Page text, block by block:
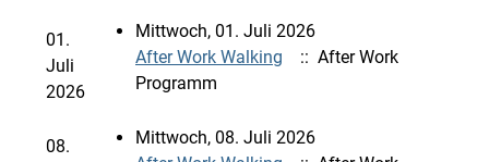
01.
Juli
2026
Mittwoch, 01. Juli 2026
After Work Walking
:: After Work
Programm
08.
Mittwoch, 08. Juli 2026